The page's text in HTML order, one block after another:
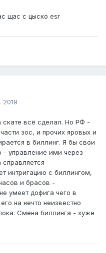
щас с цыско esr
2019
скате всё сделал. Но РФ -
зос, и прочих яровых и
в биллинг. Я бы свои
- управление ими через
интригацию с биллингом,
и брасов -
умеет дофига чего в
на нечто неизвестно
Смена биллинга - хуже